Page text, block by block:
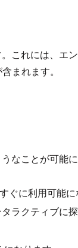
これには、エ
まれます。
なことが可能に
ぐに利用可能に
ラクティブに探